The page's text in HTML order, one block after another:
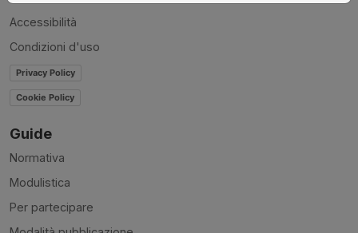
Accessibilità
Condizioni d'uso
Privacy Policy
Cookie Policy
Guide
Normativa
Modulistica
Per partecipare